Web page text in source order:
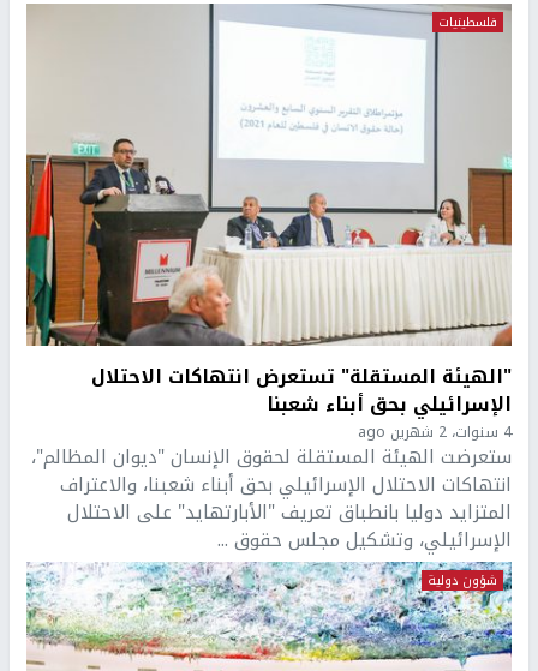
فلسطينيات
"الهيئة المستقلة" تستعرض انتهاكات الاحتلال
الإسرائيلي بحق أبناء شعبنا
4 سنوات، 2 شهرين ago
ستعرضت الهيئة المستقلة لحقوق الإنسان "ديوان المظالم"،
انتهاكات الاحتلال الإسرائيلي بحق أبناء شعبنا، والاعتراف
المتزايد دوليا بانطباق تعريف "الأبارتهايد" على الاحتلال
الإسرائيلي، وتشكيل مجلس حقوق ...
شؤون دولية